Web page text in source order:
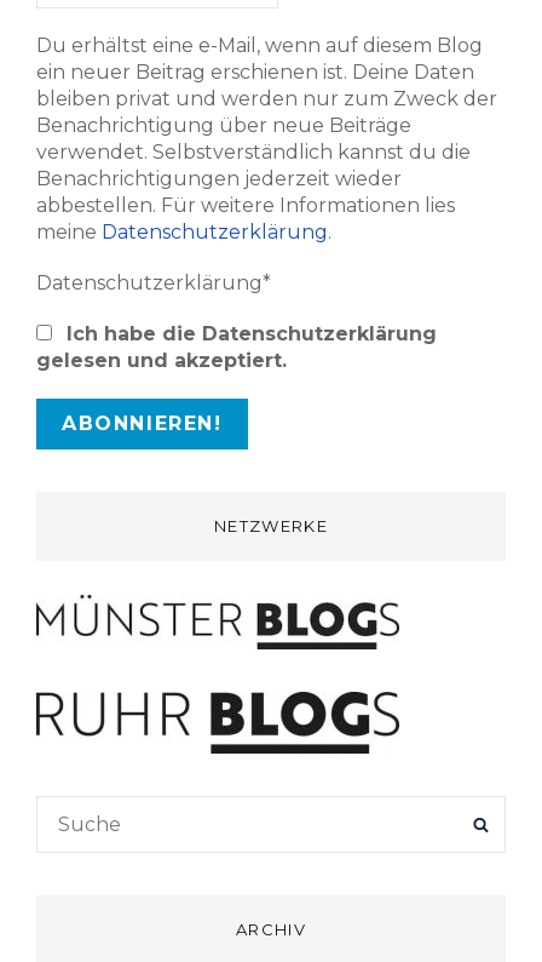
Du erhältst eine e-Mail, wenn auf diesem Blog
ein neuer Beitrag erschienen ist. Deine Daten
bleiben privat und werden nur zum Zweck der
Benachrichtigung über neue Beiträge
verwendet. Selbstverständlich kannst du die
Benachrichtigungen jederzeit wieder
abbestellen. Für weitere Informationen lies
meine Datenschutzerklärung.
Datenschutzerklärung*
Ich habe die Datenschutzerklärung
gelesen und akzeptiert.
NETZWERKE
Search
ARCHIV